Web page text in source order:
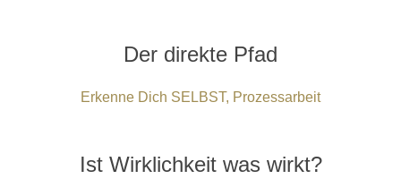
Der direkte Pfad
Erkenne Dich SELBST, Prozessarbeit
Ist Wirklichkeit was wirkt?